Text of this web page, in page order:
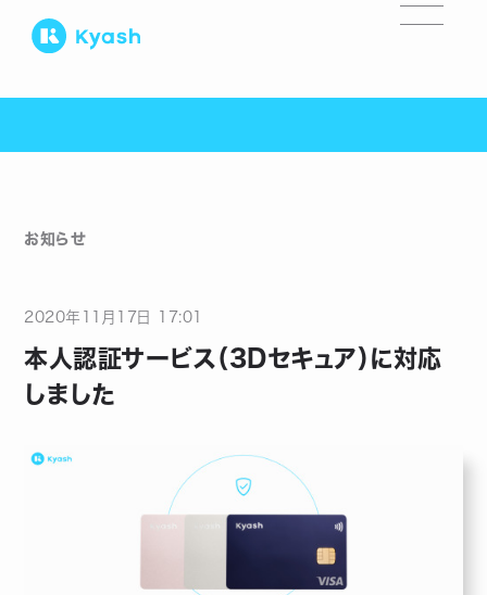
お知らせ
2020年 月 17 日 17:01
本人認証サービス（3Dセキュア）に対応
しました